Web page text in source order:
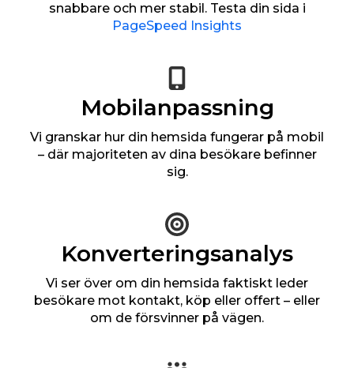
snabbare och mer stabil. Testa din sida i
PageSpeed Insights
Mobilanpassning
Vi granskar hur din hemsida fungerar på mobil
– där majoriteten av dina besökare befinner
sig.
Konverteringsanalys
Vi ser över om din hemsida faktiskt leder
besökare mot kontakt, köp eller offert – eller
om de försvinner på vägen.